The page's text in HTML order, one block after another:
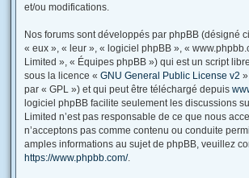
et/ou modifications.
Nos forums sont développés par phpBB (désigné
« eux », « leur », « logiciel phpBB », «
Limited », « Équipes phpBB ») qui est un script
sous la licence « GNU General Public License v2
par « GPL ») et qui peut être téléchargé depuis
logiciel phpBB facilite seulement les discussions
Limited n’est pas responsable de ce que nous
n’acceptons pas comme contenu ou conduite
amples informations au sujet de phpBB, veuillez
https://www.phpbb.com/.